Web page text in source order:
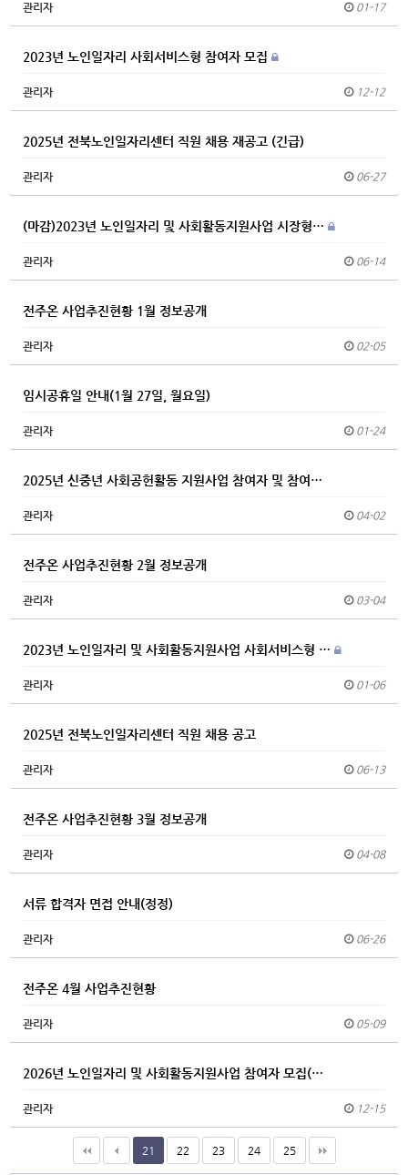
관리자 01-17
2023년 노인일자리 사회서비스형 참여자 모집
관리자 12-12
2025년 전북노인일자리센터 직원 채용 재공고 (긴급)
관리자 06-27
(마감)2023년 노인일자리 및 사회활동지원사업 시장형…
관리자 06-14
전주온 사업추진현황 1월 정보공개
관리자 02-05
임시공휴일 안내(1월 27일, 월요일)
관리자 01-24
2025년 신중년 사회공헌활동 지원사업 참여자 및 참여…
관리자 04-02
전주온 사업추진현황 2월 정보공개
관리자 03-04
2023년 노인일자리 및 사회활동지원사업 사회서비스형 …
관리자 01-06
2025년 전북노인일자리센터 직원 채용 공고
관리자 06-13
전주온 사업추진현황 3월 정보공개
관리자 04-08
서류 합격자 면접 안내(정정)
관리자 06-26
전주온 4월 사업추진현황
관리자 05-09
2026년 노인일자리 및 사회활동지원사업 참여자 모집(…
관리자 12-15
21 22 23 24 25